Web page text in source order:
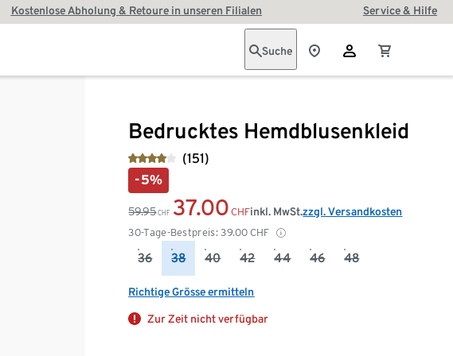
Kostenlose Abholung & Retoure in unseren Filialen Service & Hilfe
Suche
Bedrucktes Hemdblusenkleid
(151)
-5%
59.95 CHF 37.00 CHF
30-Tage-Bestpreis: 39.00 CHF
inkl. MwSt.zzgl. Versandkosten
36 38 40 42 44 46 48
Richtige Grösse ermitteln
Zur Zeit nicht verfügbar